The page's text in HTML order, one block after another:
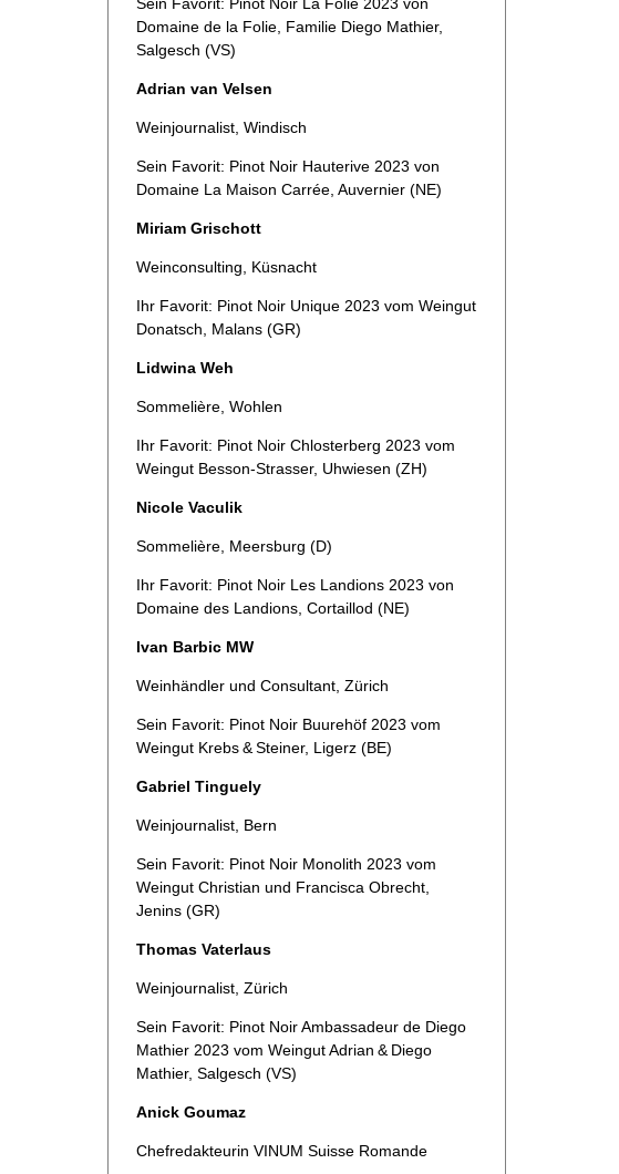
Domaine de la Folie, Familie Diego ­Mathier,
Salgesch (VS)
Adrian van Velsen
Weinjournalist, Windisch
Sein Favorit: Pinot Noir Hauterive 2023 von
Domaine La Maison Carrée, ­Auvernier (NE)
Miriam Grischott
Weinconsulting, Küsnacht
Ihr Favorit: Pinot Noir Unique 2023 vom Weingut
Donatsch, Malans (GR)
Lidwina Weh
Sommelière, Wohlen
Ihr Favorit: Pinot Noir Chlosterberg 2023 vom
Weingut Besson-Strasser, Uhwiesen (ZH)
Nicole Vaculik
Sommelière, Meersburg (D)
Ihr Favorit: Pinot Noir Les Landions 2023 von
Domaine des Landions, Cortaillod (NE)
Ivan Barbic MW
Weinhändler und Consultant, Zürich
Sein Favorit: Pinot Noir Buurehöf 2023 vom
Weingut Krebs & Steiner, Ligerz (BE)
Gabriel Tinguely
Weinjournalist, Bern
Sein Favorit: Pinot Noir Monolith 2023 vom
Weingut Christian und Francisca Obrecht,
Jenins (GR)
Thomas Vaterlaus
Weinjournalist, Zürich
Sein Favorit: Pinot Noir Ambassadeur de Diego
Mathier 2023 vom Weingut ­Adrian & Diego
Mathier, Salgesch (VS)
Anick Goumaz
Chefredakteurin VINUM Suisse ­Romande